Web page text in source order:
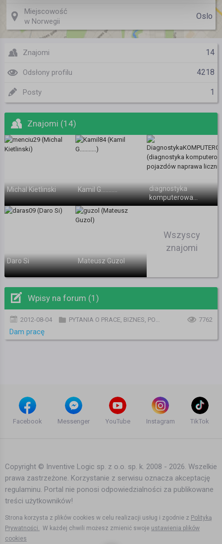
Miejscowość
w Norwegii
Oslo
Znajomi 14
Odsłony profilu 4218
Posty 1
Znajomi (14)
Michal Kietlinski Kamil G...........
diagnostyka
komputerowa
pojazdów
Daro Si Mateusz Guzol
Wszyscy
znajomi
Wpisy na forum (1)
2012-08-04 PYTANIA O PRACE, BIZNES, PODATKI, FORMALNOŚCI I URZĘDY 7762
Dam pracę
Facebook Messenger YouTube Instagram TikTok
Copyright © Inventive Logic sp. z o.o. sp. k. 2008 - 2026. Wszelkie
prawa zastrzeżone. Korzystanie z serwisu oznacza akceptację
regulaminu. Portal nie ponosi odpowiedzialności za publikowane
treści użytkowników!
Strona korzysta z plików cookies w celu realizacji usług i zgodnie z Polityką
Prywatności.
W każdej chwili możesz zmienić swoje ustawienia plików
cookies